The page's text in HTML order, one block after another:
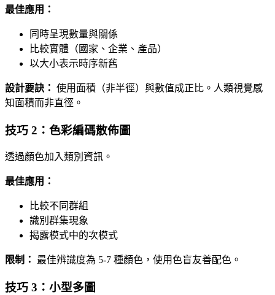
最佳應用：
同時呈現數量與關係
比較實體（國家、企業、產品）
以大小表示時序新舊
設計要訣： 使用面積（非半徑）與數值成正比。人類視覺感
知面積而非直徑。
技巧 2：色彩編碼散佈圖
透過顏色加入類別資訊。
最佳應用：
比較不同群組
識別群集現象
揭露模式中的次模式
限制： 最佳辨識度為 5-7 種顏色，使用色盲友善配色。
技巧 3：小型多圖